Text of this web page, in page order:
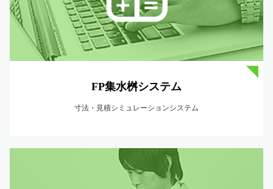
FP集水桝システム
寸法・見積シミュレーションシステム